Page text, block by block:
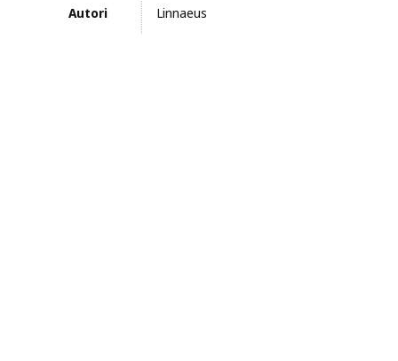
Autori Linnaeus